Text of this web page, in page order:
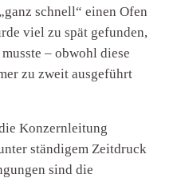
schnell“ einen Ofen
viel zu spät gefunden,
– obwohl diese
zu zweit ausgeführt
Konzernleitung
ständigem Zeitdruck
sind die